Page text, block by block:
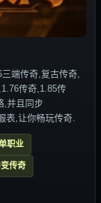
端传奇,复古传奇,
传奇,1.85传
,并且同步
表,让你畅玩传奇.
职业
变传奇